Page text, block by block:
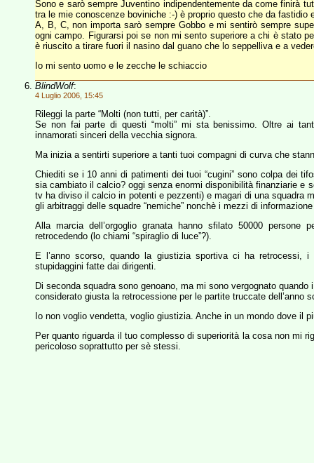
Sono e sarò sempre Juventino indipendentemente da come finirà
tra le mie conoscenze boviniche :-) è proprio questo che da fastidio
A, B, C, non importa sarò sempre Gobbo e mi sentirò sempre
ogni campo. Figurarsi poi se non mi sento superiore a chi è stato
è riuscito a tirare fuori il nasino dal guano che lo seppelliva e a
Io mi sento uomo e le zecche le schiaccio
BlindWolf:
4 Luglio 2006, 15:45
Rileggi la parte “Molti (non tutti, per carità)”.
Se non fai parte di questi “molti” mi sta benissimo. Oltre ai
innamorati sinceri della vecchia signora.
Ma inizia a sentirti superiore a tanti tuoi compagni di curva che
Chiediti se i 10 anni di patimenti dei tuoi “cugini” sono colpa dei
sia cambiato il calcio? oggi senza enormi disponibilità finanziarie e
tv ha diviso il calcio in potenti e pezzenti) e magari di una squadra
gli arbitraggi delle squadre “nemiche” nonchè i mezzi di
Alla marcia dell’orgoglio granata hanno sfilato 50000 persone
retrocedendo (lo chiami “spiraglio di luce”?).
E l’anno scorso, quando la giustizia sportiva ci ha
stupidaggini fatte dai dirigenti.
Di seconda squadra sono genoano, ma mi sono vergognato
considerato giusta la retrocessione per le partite truccate dell’anno
Io non voglio vendetta, voglio giustizia. Anche in un mondo dove il
Per quanto riguarda il tuo complesso di superiorità la cosa non mi
pericoloso soprattutto per sè stessi.